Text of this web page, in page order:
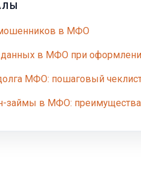
мошенников в МФО
данных в МФО при
МФО: пошаговый
займы в МФО: преимущества